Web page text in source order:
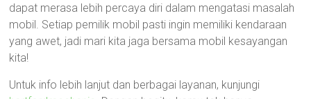
dapat merasa lebih percaya diri dalam mengatasi masalah
mobil. Setiap pemilik mobil pasti ingin memiliki kendaraan
yang awet, jadi mari kita jaga bersama mobil kesayangan
kita!
Untuk info lebih lanjut dan berbagai layanan, kunjungi